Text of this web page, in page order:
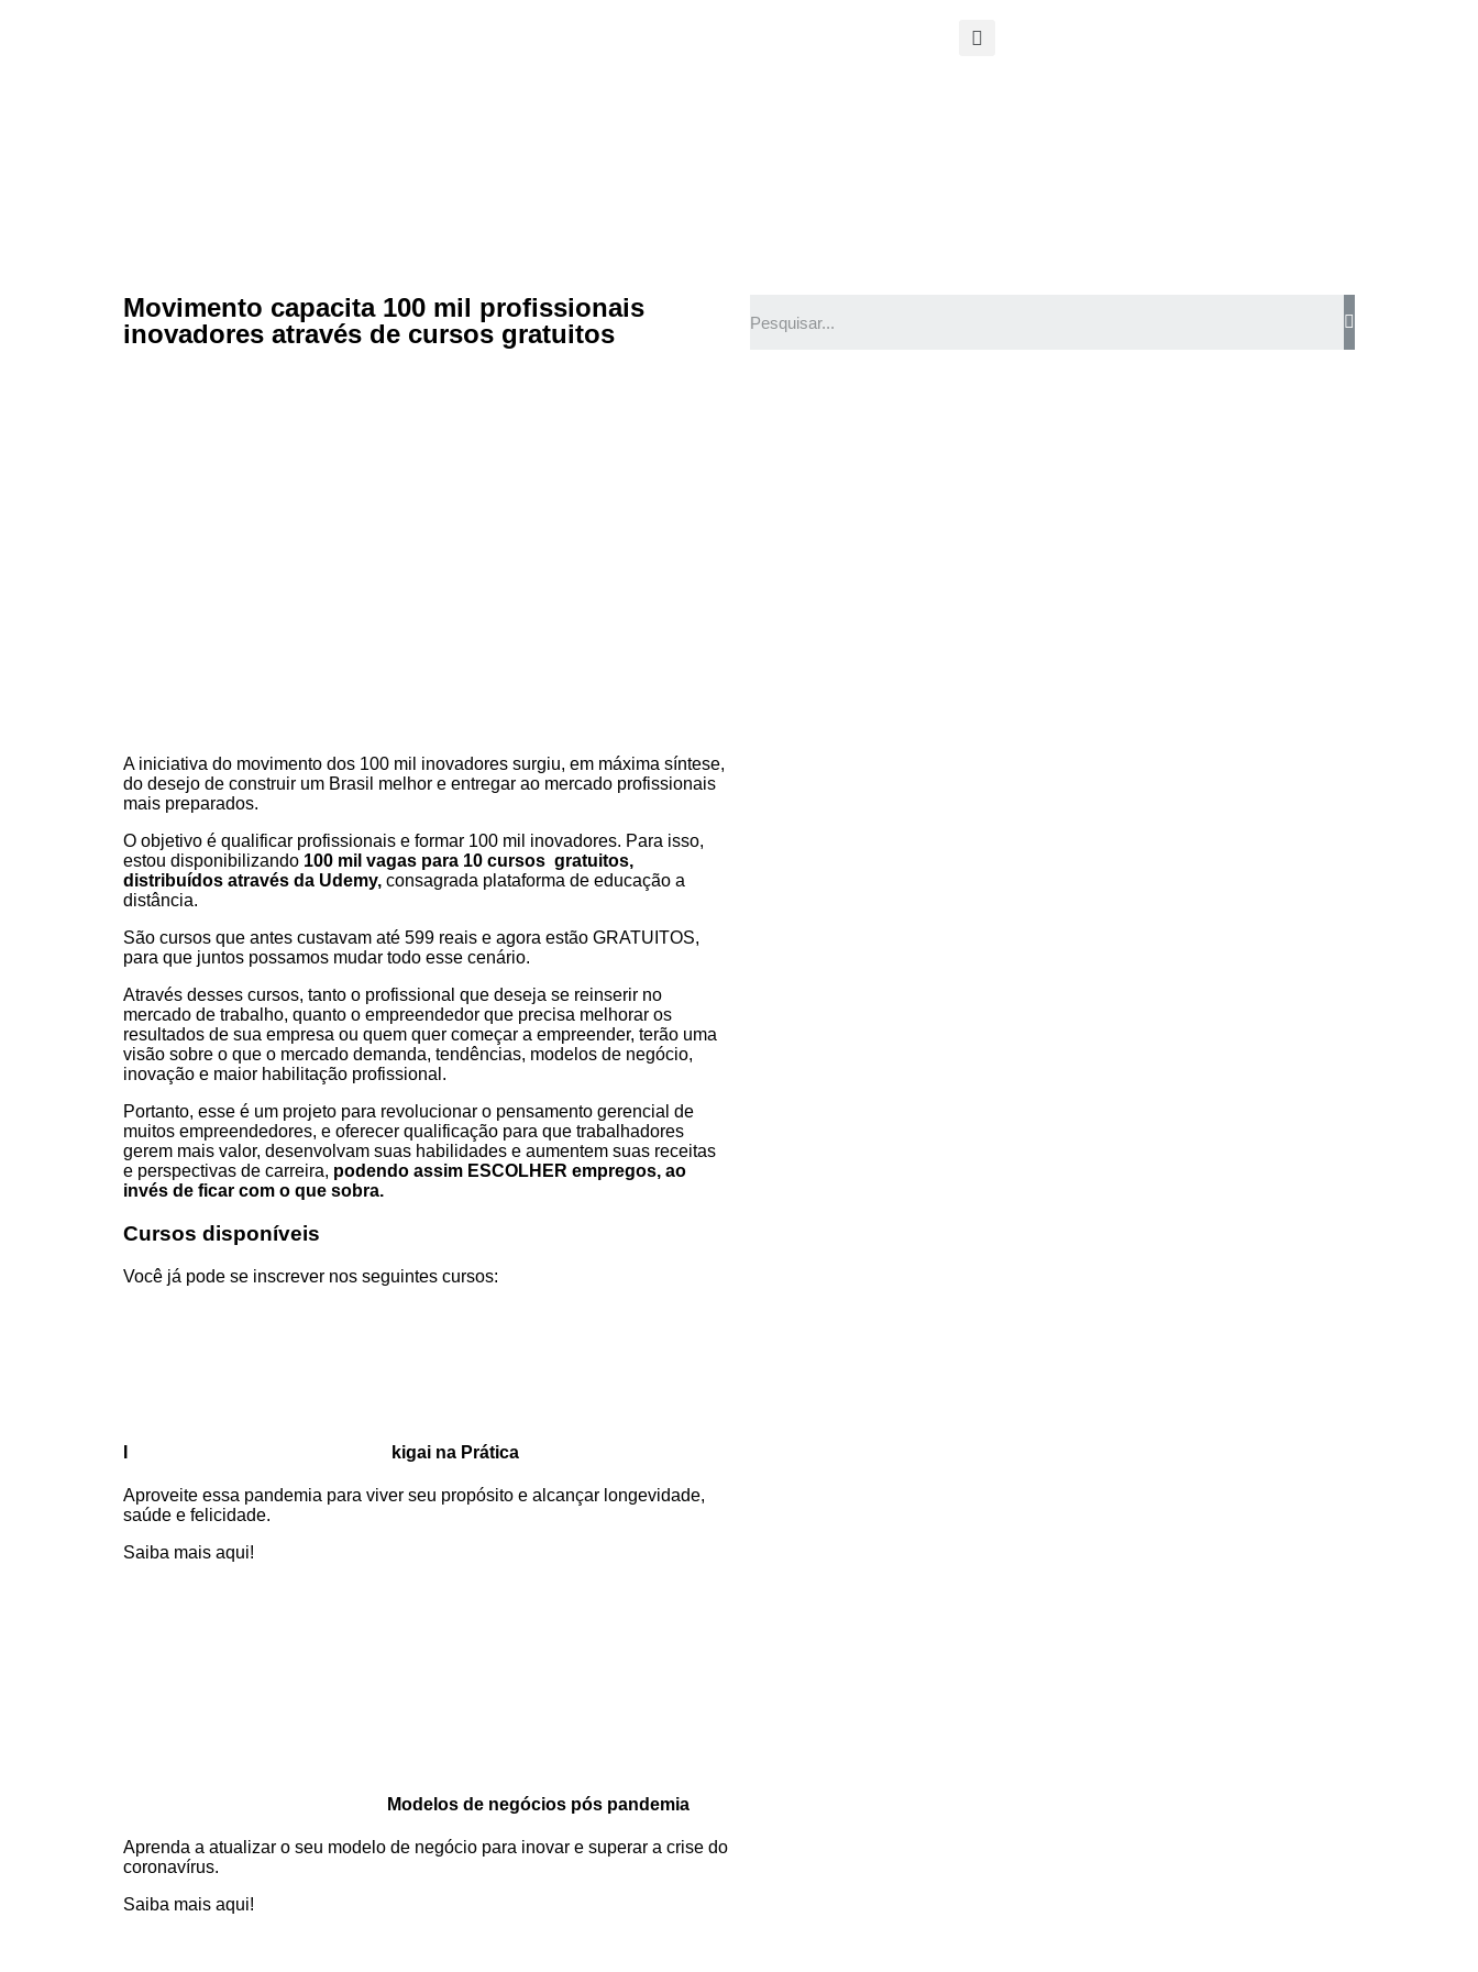
Movimento capacita 100 mil profissionais
inovadores através de cursos gratuitos
A iniciativa do movimento dos 100 mil inovadores surgiu, em máxima síntese,
do desejo de construir um Brasil melhor e entregar ao mercado profissionais
mais preparados.
O objetivo é qualificar profissionais e formar 100 mil inovadores. Para isso,
estou disponibilizando 100 mil vagas para 10 cursos gratuitos,
distribuídos através da Udemy, consagrada plataforma de educação a
distância.
São cursos que antes custavam até 599 reais e agora estão GRATUITOS,
para que juntos possamos mudar todo esse cenário.
Através desses cursos, tanto o profissional que deseja se reinserir no
mercado de trabalho, quanto o empreendedor que precisa melhorar os
resultados de sua empresa ou quem quer começar a empreender, terão uma
visão sobre o que o mercado demanda, tendências, modelos de negócio,
inovação e maior habilitação profissional.
Portanto, esse é um projeto para revolucionar o pensamento gerencial de
muitos empreendedores, e oferecer qualificação para que trabalhadores
gerem mais valor, desenvolvam suas habilidades e aumentem suas receitas
e perspectivas de carreira, podendo assim ESCOLHER empregos, ao
invés de ficar com o que sobra.
Cursos disponíveis
Você já pode se inscrever nos seguintes cursos:
kigai na Prática
Aproveite essa pandemia para viver seu propósito e alcançar longevidade,
saúde e felicidade.
Saiba mais aqui!
Modelos de negócios pós pandemia
Aprenda a atualizar o seu modelo de negócio para inovar e superar a crise do
coronavírus.
Saiba mais aqui!